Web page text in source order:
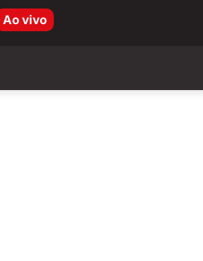
Ao vivo